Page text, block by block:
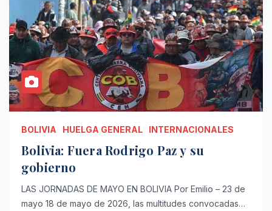
BOLIVIA HUELGA GENERAL INTERNACIONALES
Bolivia: Fuera Rodrigo Paz y su
gobierno
LAS JORNADAS DE MAYO EN BOLIVIA Por Emilio – 23 de
mayo 18 de mayo de 2026, las multitudes convocadas…